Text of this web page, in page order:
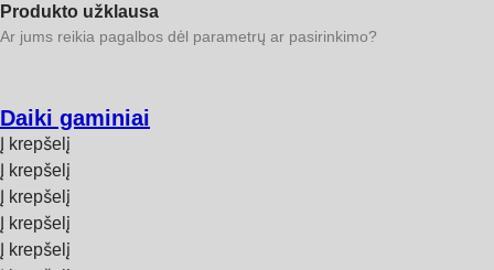
Produkto užklausa
Ar jums reikia pagalbos dėl parametrų ar pasirinkimo?
Daiki gaminiai
Į krepšelį
Į krepšelį
Į krepšelį
Į krepšelį
Į krepšelį